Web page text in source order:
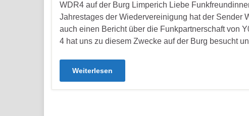
WDR4 auf der Burg Limperich Liebe
Jahrestages der Wiedervereinigung hat der Sender
auch einen Bericht über die Funkpartnerschaft von
4 hat uns zu diesem Zwecke auf der Burg besucht
Weiterlesen